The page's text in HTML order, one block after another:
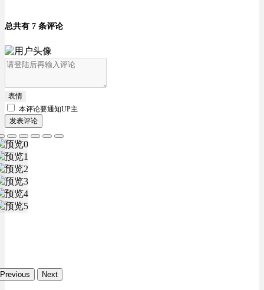
总共有 7 条评论
表情
本评论要通知UP主
发表评论
Previous Next